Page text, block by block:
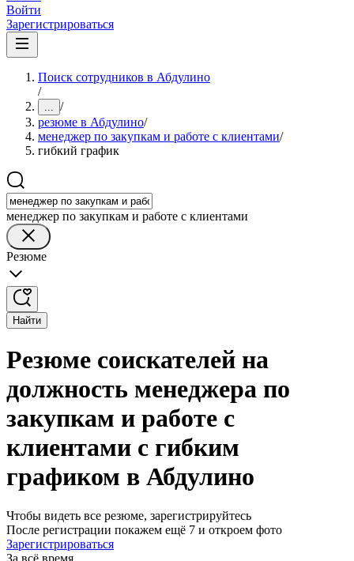
Войти
Зарегистрироваться
Поиск сотрудников в Абдулино
/
... /
резюме в Абдулино/
менеджер по закупкам и работе с клиентами/
гибкий график
менеджер по закупкам и работе с клиентами
Резюме
Найти
Резюме соискателей на
должность менеджера по
закупкам и работе с
клиентами с гибким
графиком в Абдулино
Чтобы видеть все резюме, зарегистрируйтесь
После регистрации покажем ещё 7 и откроем фото
Зарегистрироваться
За всё время